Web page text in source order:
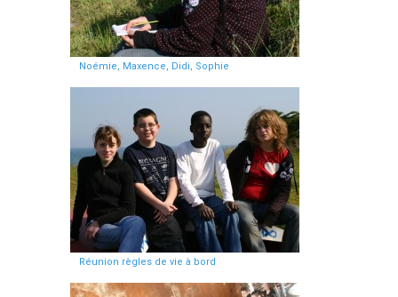
Noémie, Maxence, Didi, Sophie
Réunion règles de vie à bord